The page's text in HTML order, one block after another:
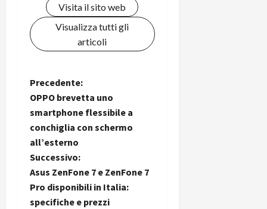
Visita il sito web
Visualizza tutti gli
articoli
N
a
v
i
g
Precedente:
OPPO brevetta uno
smartphone flessibile a
conchiglia con schermo
all’esterno
Successivo:
Asus ZenFone 7 e ZenFone 7
Pro disponibili in Italia:
specifiche e prezzi